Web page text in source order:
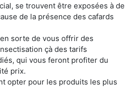
se trouvent être exposées à de
de la présence des cafards
sorte de vous offrir des
çà des tarifs
qui vous feront profiter du
prix.
opter pour les produits les plus